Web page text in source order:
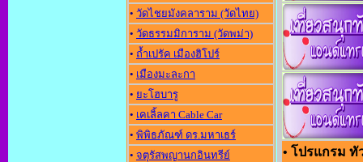
• วัดไชยมังคลาราม (วัดไทย)
• วัดธรรมมิการาม (วัดพม่า)
• ถ้ำเปรัค เมืองฮิโปร์
• เมืองมะละกา
• ยะโฮบารู
• เคเลิ้ลคา Cable Car
• พิพิธภัณฑ์ ดร.มหาเธร์
• จตุรัสพญานกอินทรีย์
• โปรแกรม ทั